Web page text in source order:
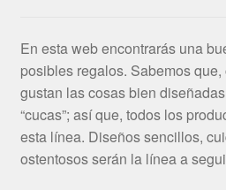
En esta web encontrarás una
posibles regalos. Sabemos
gustan las cosas bien
“cucas”; así que, todos los
esta línea. Diseños sencillos,
ostentosos serán la línea a